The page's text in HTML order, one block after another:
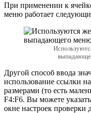
При применении к
меню работает
Другой способ ввода
использование ссылки
размерами (то есть
F4:F6. Вы можете
окне настроек проверки